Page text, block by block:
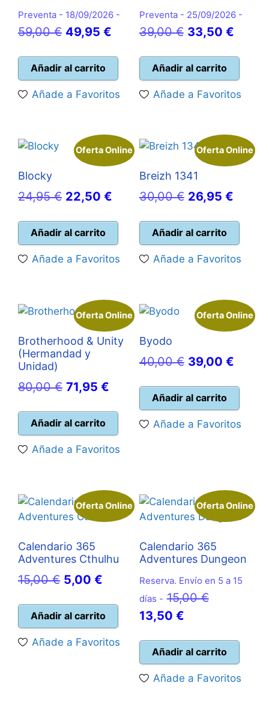
Preventa - 18/09/2026 -
59,00€ El
original
era:
59,00 €.
49,95 €
es:
49,95 €.
Añadir al carrito
Añade a Favoritos
Preventa - 25/09/2026 -
39,00€ El
original
era:
39,00 €.
33,50 €El
es:
Añadir al carrito
Añade a Favoritos
Oferta Online
Blocky
24,95€ El
original
22,50 €
Añadir al carrito
Añade a Favoritos
Oferta Online
Breizh 1341
30,00€ El
original
26,95 €El
Añadir al carrito
Añade a Favoritos
Oferta Online
Brotherhood & Unity
(Hermandad y
Unidad)
80,00€ El
original
era:
80,00 €.
71,95 €
precio
actual
es:
71,95 €.
Añadir al carrito
Añade a Favoritos
Oferta Online
Byodo
40,00€ El
original
era:
40,00 €.
39,00 €El
es:
Añadir al carrito
Añade a Favoritos
Oferta Online
Calendario 365
Adventures Cthulhu
15,00€ El
original
era:
15,00 €.
5,00 €
actual
es:
5,00 €.
Añadir al carrito
Añade a Favoritos
Oferta Online
Calendario 365
Adventures Dungeon
Reserva. Envío en 5 a 15
días - 15,00€El
era:
15,00 €.
13,50 €El
actual
es:
13,50 €.
Añadir al carrito
Añade a Favoritos